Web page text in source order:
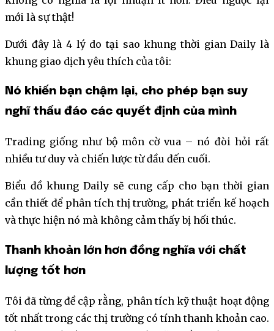
mới là sự thật!
Dưới đây là 4 lý do tại sao khung thời gian Daily là
khung giao dịch yêu thích của tôi:
Nó khiến bạn chậm lại, cho phép bạn suy
nghĩ thấu đáo các quyết định của mình
Trading giống như bộ môn cờ vua – nó đòi hỏi rất
nhiều tư duy và chiến lược từ đầu đến cuối.
Biểu đồ khung Daily sẽ cung cấp cho bạn thời gian
cần thiết để phân tích thị trường, phát triển kế hoạch
và thực hiện nó mà không cảm thấy bị hối thúc.
Thanh khoản lớn hơn đồng nghĩa với chất
lượng tốt hơn
Tôi đã từng đề cập rằng, phân tích kỹ thuật hoạt động
tốt nhất trong các thị trường có tính thanh khoản cao.